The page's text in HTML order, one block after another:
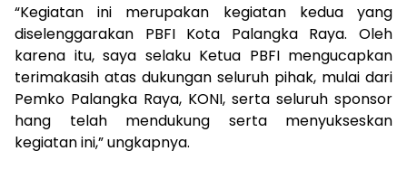
“Kegiatan ini merupakan kegiatan kedua yang
diselenggarakan PBFI Kota Palangka Raya. Oleh
karena itu, saya selaku Ketua PBFI mengucapkan
terimakasih atas dukungan seluruh pihak, mulai dari
Pemko Palangka Raya, KONI, serta seluruh sponsor
hang telah mendukung serta menyukseskan
kegiatan ini,” ungkapnya.